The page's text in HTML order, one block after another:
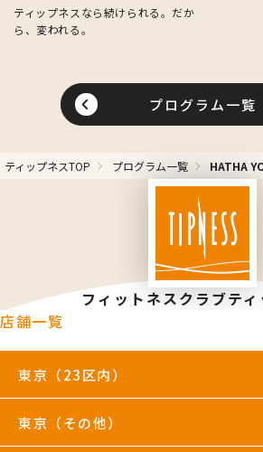
ティップネスなら続けられる。だか
ら、変われる。
プログラム一覧
ティップネスTOP プログラム一覧 HATHA
フィットネスクラブテ
店舗一覧
東京（23区内）
綾瀬店 TIP.X TOKYO 池袋
東京（その他）